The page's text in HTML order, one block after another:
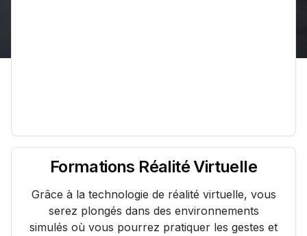
Formations Réalité Virtuelle
Grâce à la technologie de réalité virtuelle, vous
serez plongés dans des environnements
simulés où vous pourrez pratiquer les gestes et